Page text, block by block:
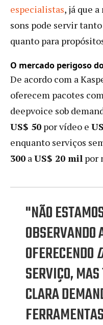
especialistas, já que
sons pode servir
quanto para
O mercado perigoso
De acordo com a
oferecem pacotes
deepvoice sob
US$ 50 por vídeo e
enquanto serviços
300 aUS$ 20 mil por
"NÃO
OBSERVANDO
OFERECENDO
SERVIÇO,
CLARA